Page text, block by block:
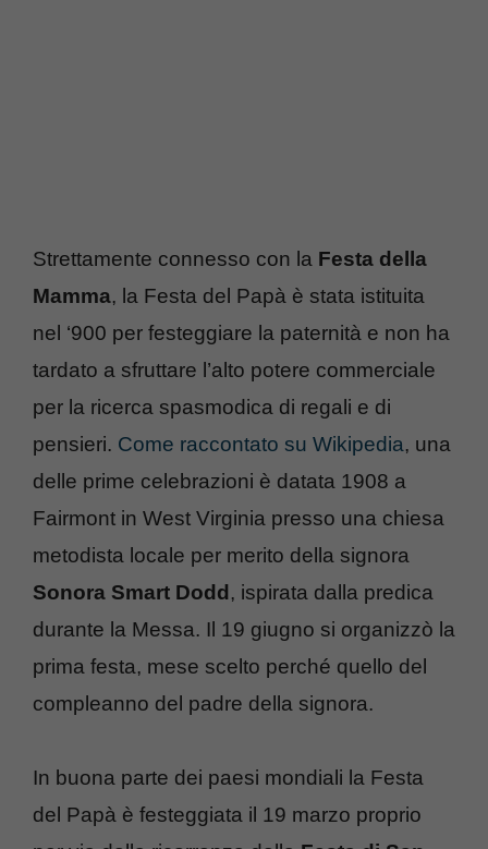
Strettamente connesso con la Festa della
Mamma, la Festa del Papà è stata istituita
nel ‘900 per festeggiare la paternità e non ha
tardato a sfruttare l’alto potere commerciale
per la ricerca spasmodica di regali e di
pensieri. Come raccontato su Wikipedia, una
delle prime celebrazioni è datata 1908 a
Fairmont in West Virginia presso una chiesa
metodista locale per merito della signora
Sonora Smart Dodd , ispirata dalla predica
durante la Messa. Il 19 giugno si organizzò la
prima festa, mese scelto perché quello del
compleanno del padre della signora.
In buona parte dei paesi mondiali la Festa
del Papà è festeggiata il 19 marzo proprio